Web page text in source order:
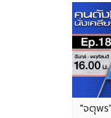
"จตุพร